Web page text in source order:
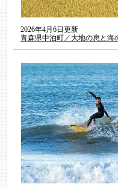
2026年4月6日更新
青森県中泊町／大地の恵と海